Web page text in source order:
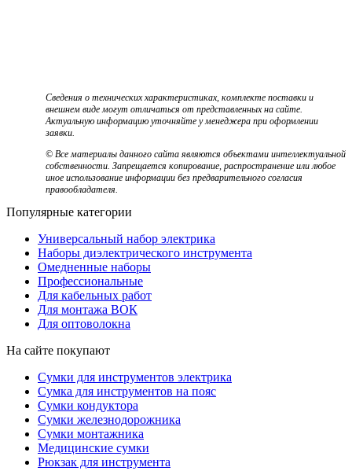
Сведения о технических характеристиках, комплекте поставки и
внешнем виде могут отличаться от представленных на сайте.
Актуальную информацию уточняйте у менеджера при оформлении
заявки.
© Все материалы данного сайта являются объектами интеллектуальной
собственности. Запрещается копирование, распространение или любое
иное использование информации без предварительного согласия
правообладателя.
Популярные категории
Универсальный набор электрика
Наборы диэлектрического инструмента
Омедненные наборы
Профессиональные
Для кабельных работ
Для монтажа ВОК
Для оптоволокна
На сайте покупают
Сумки для инструментов электрика
Сумка для инструментов на пояс
Сумки кондуктора
Сумки железнодорожника
Сумки монтажника
Медицинские сумки
Рюкзак для инструмента